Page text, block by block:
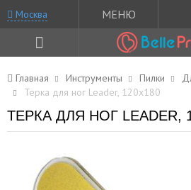
Москва МЕНЮ
Главная Инструменты Пилки
Терка для ног Leader, 120x180
ТЕРКА ДЛЯ НОГ LEADER,